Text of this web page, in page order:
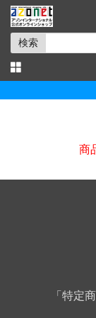
検索
商
「特定